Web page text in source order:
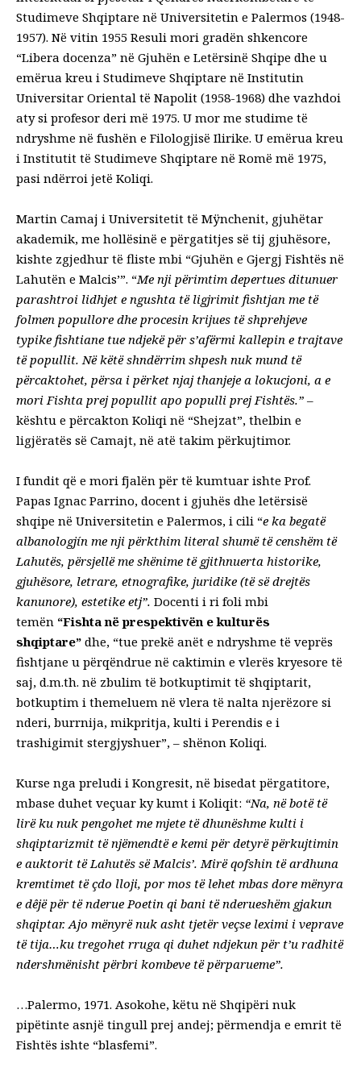
Studimeve Shqiptare në Universitetin e Palermos (1948-
1957). Në vitin 1955 Resuli mori gradën shkencore
“Libera docenza” në Gjuhën e Letërsinë Shqipe dhe u
emërua kreu i Studimeve Shqiptare në Institutin
Universitar Oriental të Napolit (1958-1968) dhe vazhdoi
aty si profesor deri më 1975. U mor me studime të
ndryshme në fushën e Filologjisë Ilirike. U emërua kreu
i Institutit të Studimeve Shqiptare në Romë më 1975,
pasi ndërroi jetë Koliqi.
Martin Camaj i Universitetit të Mÿnchenit, gjuhëtar
akademik, me hollësinë e përgatitjes së tij gjuhësore,
kishte zgjedhur të fliste mbi “Gjuhën e Gjergj Fishtës në
Lahutën e Malcis’”. “Me nji përimtim depertues ditunuer
parashtroi lidhjet e ngushta të ligjrimit fishtjan me të
folmen popullore dhe procesin krijues të shprehjeve
typike fishtiane tue ndjekë për s’afërmi kallepin e trajtave
të popullit. Në këtë shndërrim shpesh nuk mund të
përcaktohet, përsa i përket njaj thanjeje a lokucjoni, a e
mori Fishta prej popullit apo populli prej Fishtës.” –
kështu e përcakton Koliqi në “Shejzat”, thelbin e
ligjëratës së Camajt, në atë takim përkujtimor.
I fundit që e mori fjalën për të kumtuar ishte Prof.
Papas Ignac Parrino, docent i gjuhës dhe letërsisë
shqipe në Universitetin e Palermos, i cili “e ka begatë
albanologjín me nji përkthim literal shumë të censhëm të
Lahutës, përsjellë me shënime të gjithnuerta historike,
gjuhësore, letrare, etnografike, juridike (të së drejtës
kanunore), estetike etj”. Docenti i ri foli mbi
temën “Fishta në prespektivën e kulturës
shqiptare” dhe, “tue prekë anët e ndryshme të veprës
fishtjane u përqëndrue në caktimin e vlerës kryesore të
saj, d.m.th. në zbulim të botkuptimit të shqiptarit,
botkuptim i themeluem në vlera të nalta njerëzore si
nderi, burrnija, mikpritja, kulti i Perendis e i
trashigimit stergjyshuer”, – shënon Koliqi.
Kurse nga preludi i Kongresit, në bisedat përgatitore,
mbase duhet veçuar ky kumt i Koliqit: “Na, në botë të
lirë ku nuk pengohet me mjete të dhunëshme kulti i
shqiptarizmit të njëmendtë e kemi për detyrë përkujtimin
e auktorit të Lahutës së Malcis’. Mirë qofshin të ardhuna
kremtimet të çdo lloji, por mos të lehet mbas dore mënyra
e dêjë për të nderue Poetin qi bani të nderueshëm gjakun
shqiptar. Ajo mënyrë nuk asht tjetër veçse leximi i veprave
të tija…ku tregohet rruga qi duhet ndjekun për t’u radhitë
ndershmënisht përbri kombeve të përparueme”.
…Palermo, 1971. Asokohe, këtu në Shqipëri nuk
pipëtinte asnjë tingull prej andej; përmendja e emrit të
Fishtës ishte “blasfemi”.